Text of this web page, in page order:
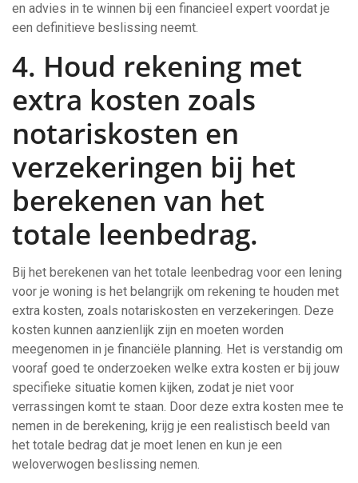
en advies in te winnen bij een financieel expert voordat je
een definitieve beslissing neemt.
4. Houd rekening met
extra kosten zoals
notariskosten en
verzekeringen bij het
berekenen van het
totale leenbedrag.
Bij het berekenen van het totale leenbedrag voor een lening
voor je woning is het belangrijk om rekening te houden met
extra kosten, zoals notariskosten en verzekeringen. Deze
kosten kunnen aanzienlijk zijn en moeten worden
meegenomen in je financiële planning. Het is verstandig om
vooraf goed te onderzoeken welke extra kosten er bij jouw
specifieke situatie komen kijken, zodat je niet voor
verrassingen komt te staan. Door deze extra kosten mee te
nemen in de berekening, krijg je een realistisch beeld van
het totale bedrag dat je moet lenen en kun je een
weloverwogen beslissing nemen.